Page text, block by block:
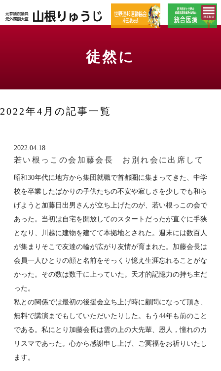
徒然に
2022年4月の記事一覧
2022.04.18
若い根っこの会加藤会長 お別れ会に出席して
昭和30年代に地方から集団就職で首都圏に集まってきた、中学
校を卒業したばかりの子供たちの不安や寂しさを少しでも和ら
げようと加藤日出男さんが立ち上げたのが、若い根っこの会で
あった。当初は自宅を開放してのスタートだったが直ぐに手狭
となり、川越に建物を建てて本拠地とされた。週末には数百人
が集まりそこで友達の輪が広がり友情が育まれた。加藤会長は
会員一人ひとりの顔と名前をそっくり憶え生涯忘れることがな
かった。その数は数千に上っていた。天才的記憶力の持ち主だ
った。
私との関係では最初の後援会立ち上げ時に顧問になって頂き、
無料で講演までもしていただいたりした。もう44年も前のこと
である。私にとり加藤会長は雲の上の大先輩、恩人，憧れのカ
リスマであった。心から感謝申し上げ、ご冥福をお祈りいたし
ます。